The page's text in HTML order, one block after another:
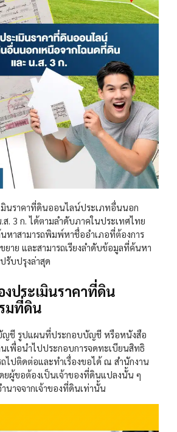
มินราคาที่ดินออนไลน์ประเภทอื่นนอก
. 3 ก. ได้ตามลำดับภาคในประเทศไทย
หาสามารถพิมพ์หาชื่ออำเภอที่ต้องการ
าย และสามารถเรียงลำดับข้อมูลที่ค้นหา
รับปรุงล่าสุด
ประเมินราคาที่ดิน
มที่ดิน
ญชี รูปแผนที่ประกอบบัญชี หรือหนังสือ
เพื่อนำไปประกอบการจดทะเบียนสิทธิ
ไปติดต่อและทำเรื่องขอได้ ณ สำนักงาน
ยผู้ขอต้องเป็นเจ้าของที่ดินแปลงนั้น ๆ
าจจากเจ้าของที่ดินเท่านั้น